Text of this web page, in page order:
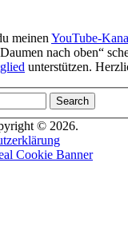
meinen YouTube-
nach oben“
unterstützen.
Search
© 2026.
Cookie Banner